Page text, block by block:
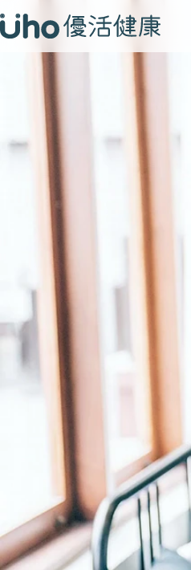
疫情保衛戰 再生醫學 愛的